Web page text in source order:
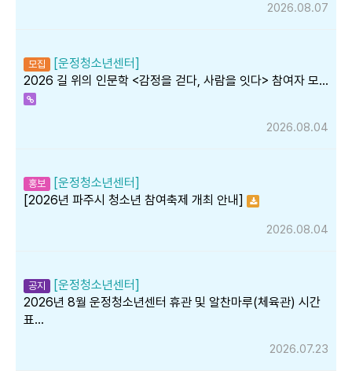
2026.08.07
모집
[운정청소년센터]
2026 길 위의 인문학 <감정을 걷다, 사람을 잇다> 참여자 모…
2026.08.04
홍보
[운정청소년센터]
[2026년 파주시 청소년 참여축제 개최 안내]
2026.08.04
공지
[운정청소년센터]
2026년 8월 운정청소년센터 휴관 및 알찬마루(체육관) 시간
표…
2026.07.23